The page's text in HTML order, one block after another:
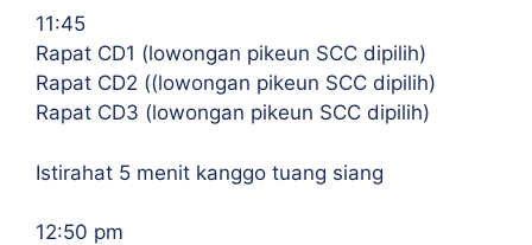
11:45
Rapat CD1 (lowongan pikeun SCC dipilih)
Rapat CD2 ((lowongan pikeun SCC dipilih)
Rapat CD3 (lowongan pikeun SCC dipilih)
Istirahat 5 menit kanggo tuang siang
12:50 pm